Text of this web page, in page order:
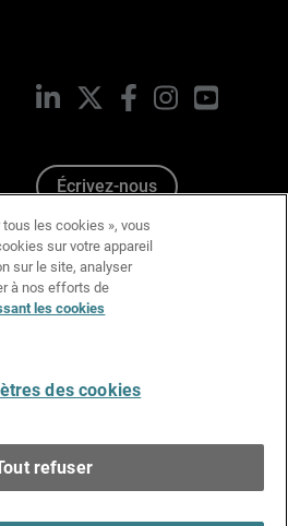
LinkedIn FacebookInstagramYouTube
Écrivez-nous
les cookies », vous
sur votre appareil
sur le site, analyser
à nos efforts de
les cookies
des cookies
refuser